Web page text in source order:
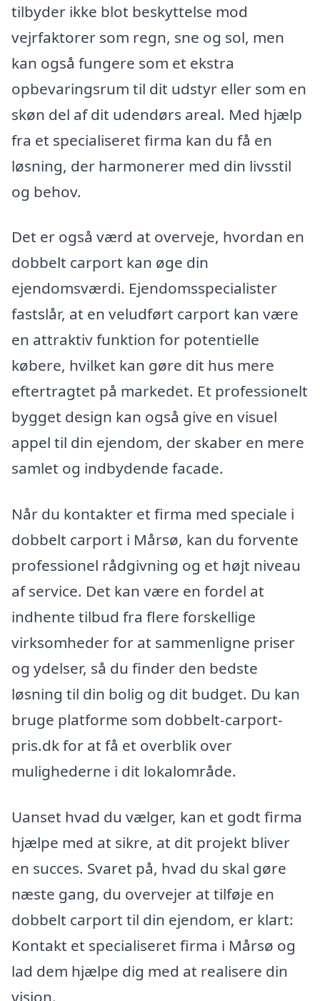
tilbyder ikke blot beskyttelse mod
vejrfaktorer som regn, sne og sol, men
kan også fungere som et ekstra
opbevaringsrum til dit udstyr eller som en
skøn del af dit udendørs areal. Med hjælp
fra et specialiseret firma kan du få en
løsning, der harmonerer med din livsstil
og behov.
Det er også værd at overveje, hvordan en
dobbelt carport kan øge din
ejendomsværdi. Ejendomsspecialister
fastslår, at en veludført carport kan være
en attraktiv funktion for potentielle
købere, hvilket kan gøre dit hus mere
eftertragtet på markedet. Et professionelt
bygget design kan også give en visuel
appel til din ejendom, der skaber en mere
samlet og indbydende facade.
Når du kontakter et firma med speciale i
dobbelt carport i Mårsø, kan du forvente
professionel rådgivning og et højt niveau
af service. Det kan være en fordel at
indhente tilbud fra flere forskellige
virksomheder for at sammenligne priser
og ydelser, så du finder den bedste
løsning til din bolig og dit budget. Du kan
bruge platforme som dobbelt-carport-
pris.dk for at få et overblik over
mulighederne i dit lokalområde.
Uanset hvad du vælger, kan et godt firma
hjælpe med at sikre, at dit projekt bliver
en succes. Svaret på, hvad du skal gøre
næste gang, du overvejer at tilføje en
dobbelt carport til din ejendom, er klart:
Kontakt et specialiseret firma i Mårsø og
lad dem hjælpe dig med at realisere din
vision.